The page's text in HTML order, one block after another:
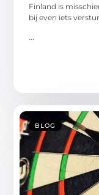
Finland is
bij even iets
...
BLOG